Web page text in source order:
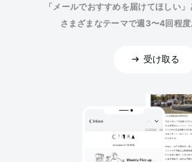
「メールでおすすめを届けてほしい」
さまざまなテーマで週3〜4回程度
受け取る